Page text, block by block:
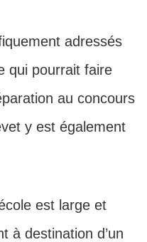
adressés
qui pourrait faire
au concours
y est également
est large et
à destination d’un